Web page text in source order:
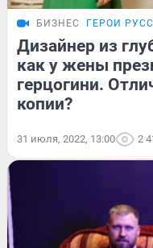
БИЗНЕС ГЕРОИ
Дизайнер из
как у жены
герцогини.
копии?
31 июля, 2022, 13:00 2